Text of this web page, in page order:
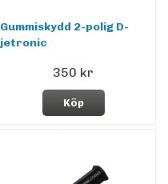
Gummiskydd 2-polig D-
jetronic
350 kr
Köp